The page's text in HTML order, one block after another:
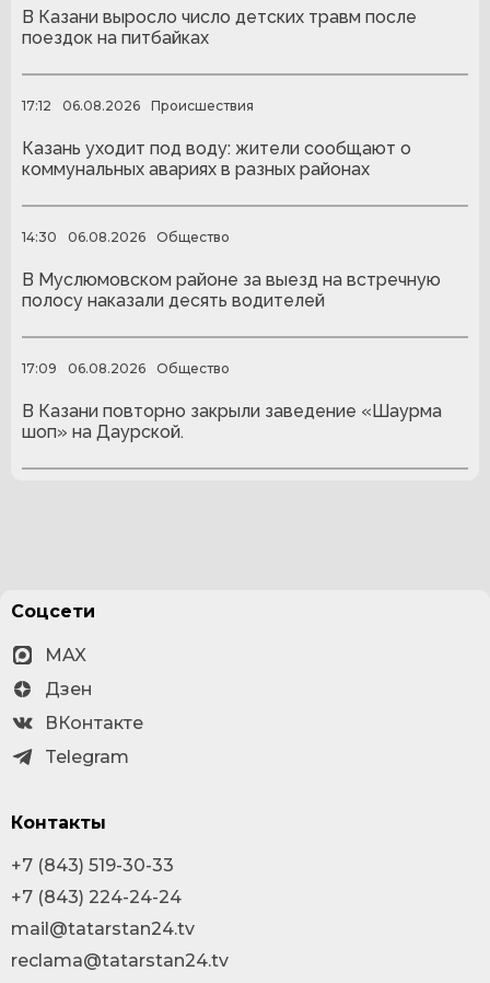
В Казани выросло число детских травм после
поездок на питбайках
17:12 06.08.2026 Происшествия
Казань уходит под воду: жители сообщают о
коммунальных авариях в разных районах
14:30 06.08.2026 Общество
В Муслюмовском районе за выезд на встречную
полосу наказали десять водителей
17:09 06.08.2026 Общество
В Казани повторно закрыли заведение «Шаурма
шоп» на Даурской.
Соцсети
MAX
Дзен
ВКонтакте
Telegram
Контакты
+7 (843) 519-30-33
+7 (843) 224-24-24
mail@tatarstan24.tv
reclama@tatarstan24.tv